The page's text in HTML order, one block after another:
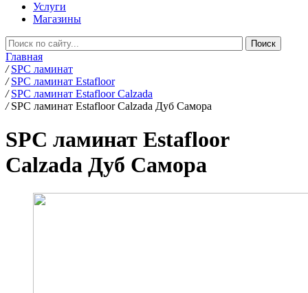
Услуги
Магазины
Главная
/ SPC ламинат
/ SPC ламинат Estafloor
/ SPC ламинат Estafloor Calzada
/ SPC ламинат Estafloor Calzada Дуб Самора
SPC ламинат Estafloor
Calzada Дуб Самора